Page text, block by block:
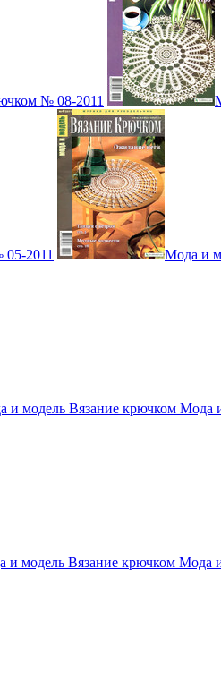
№ 08-2011
2011 Мода и
и модель Вязание крючком Мода
и модель Вязание крючком Мода